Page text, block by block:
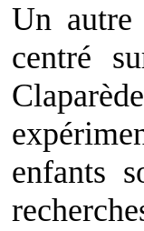
Un autre
centré
enfants